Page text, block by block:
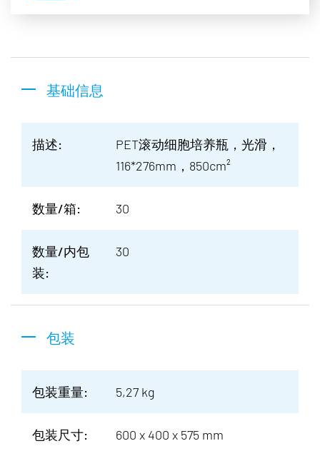
基础信息
描述:
PET滚动细胞培养瓶，光滑，
116*276mm，850cm²
数量/箱: 30
数量/内包
装:
30
包装
包装重量: 5,27 kg
包装尺寸: 600 x 400 x 575 mm